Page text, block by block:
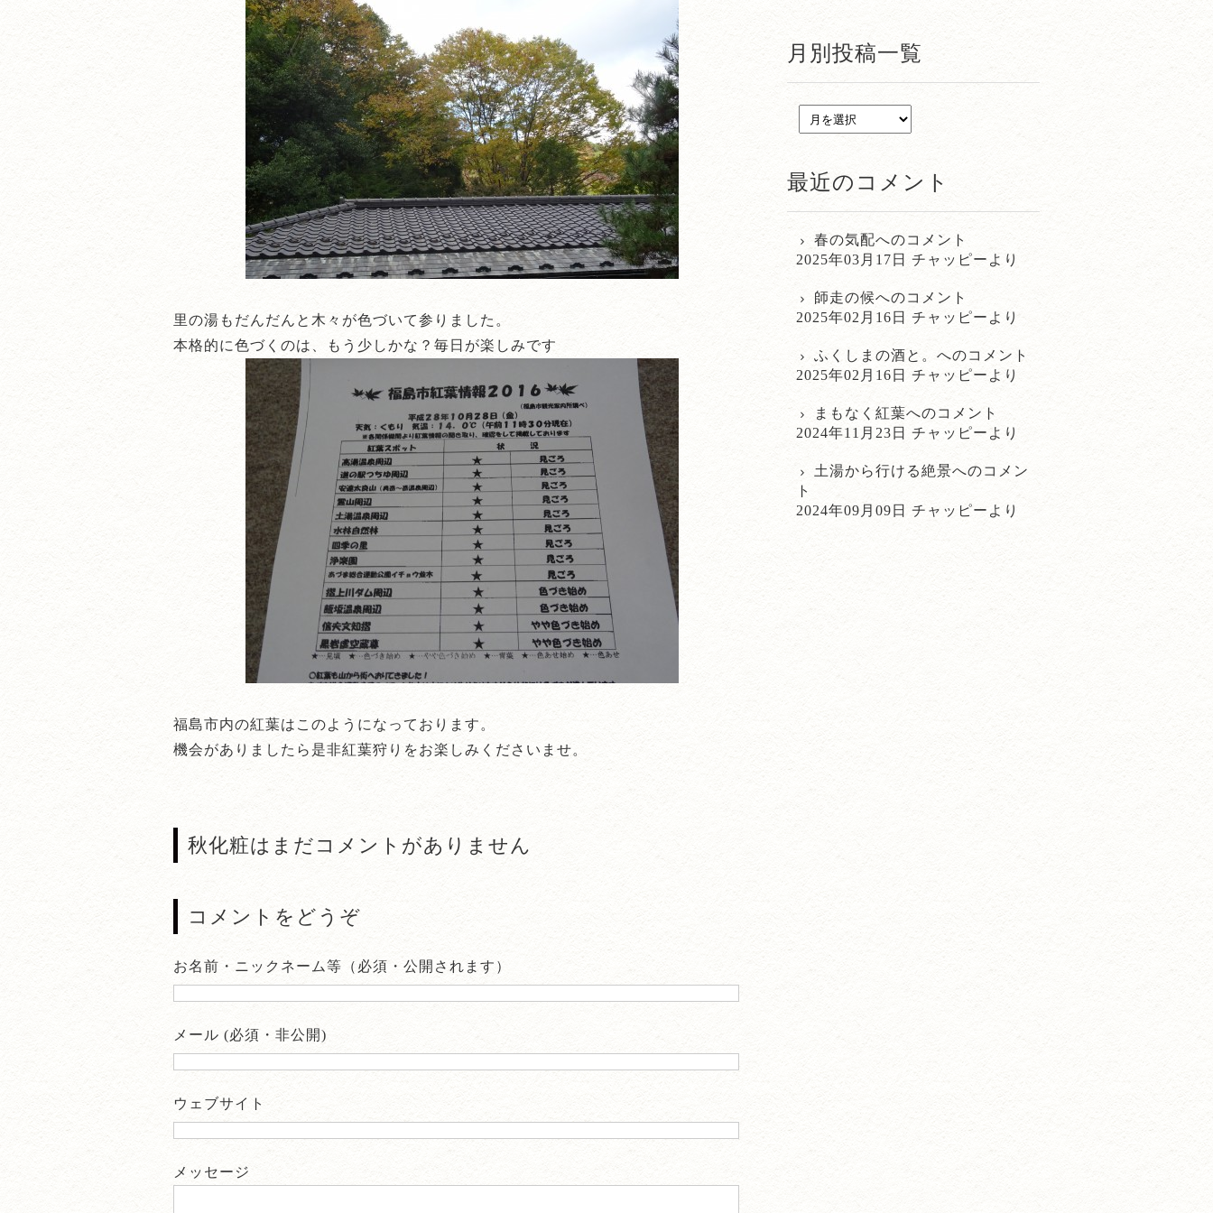
里の湯もだんだんと木々が色づいて参りました。
本格的に色づくのは、もう少しかな？毎日が楽しみです
福島市内の紅葉はこのようになっております。
機会がありましたら是非紅葉狩りをお楽しみくださいませ。
秋化粧はまだコメントがありません
コメントをどうぞ
お名前・ニックネーム等（必須・公開されます）
メール (必須・非公開)
ウェブサイト
メッセージ
月別投稿一覧
最近のコメント
春の気配へのコメント
2025年03月17日 チャッピーより
師走の候へのコメント
2025年02月16日 チャッピーより
ふくしまの酒と。 へのコメント
2025年02月16日 チャッピーより
まもなく紅葉へのコメント
2024年11月23日 チャッピーより
土湯から行ける絶景へのコメン
ト
2024年09月09日 チャッピーより